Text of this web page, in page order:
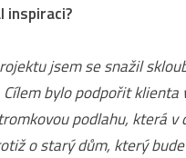
inspiraci?
jsem se snažil
bylo podpořit
podlahu, která v
o starý dům, který